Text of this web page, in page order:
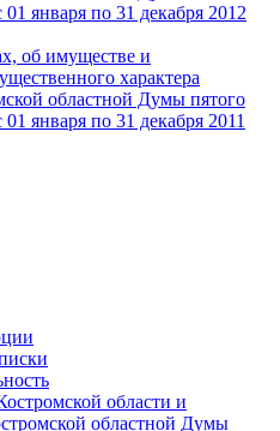
01 января по 31 декабря 2012
об имуществе и
характера
областной Думы пятого
января по 31 декабря 2011
области и
областной Думы